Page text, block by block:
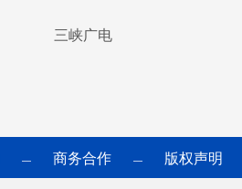
三峡广电
— 商务合作 — 版权声明